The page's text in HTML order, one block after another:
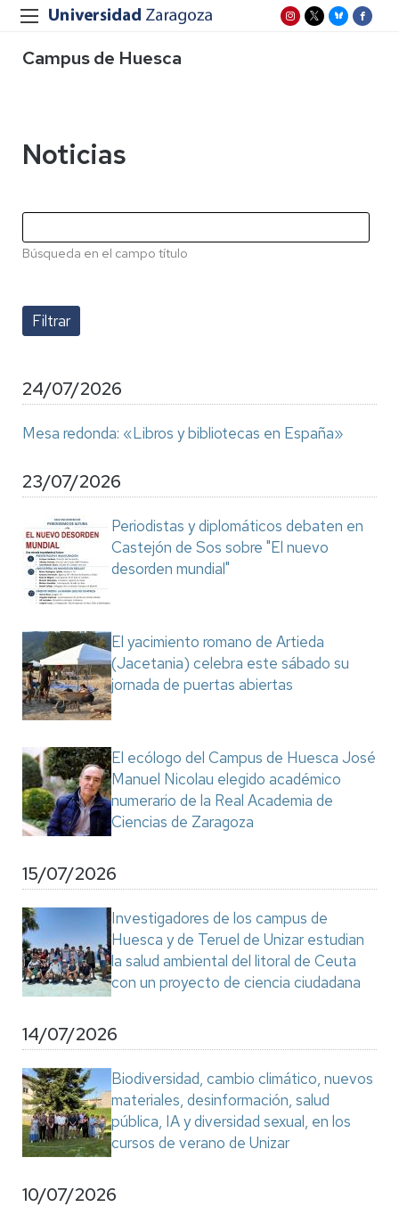
Campus de Huesca
Noticias
Búsqueda en el campo título
24/07/2026
Mesa redonda: «Libros y bibliotecas en España»
23/07/2026
Periodistas y diplomáticos debaten en
Castejón de Sos sobre "El nuevo
desorden mundial"
El yacimiento romano de Artieda
(Jacetania) celebra este sábado su
jornada de puertas abiertas
El ecólogo del Campus de Huesca José
Manuel Nicolau elegido académico
numerario de la Real Academia de
Ciencias de Zaragoza
15/07/2026
Investigadores de los campus de
Huesca y de Teruel de Unizar estudian
la salud ambiental del litoral de Ceuta
con un proyecto de ciencia ciudadana
14/07/2026
Biodiversidad, cambio climático, nuevos
materiales, desinformación, salud
pública, IA y diversidad sexual, en los
cursos de verano de Unizar
10/07/2026